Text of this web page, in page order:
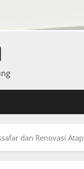
dan Renovasi Atap